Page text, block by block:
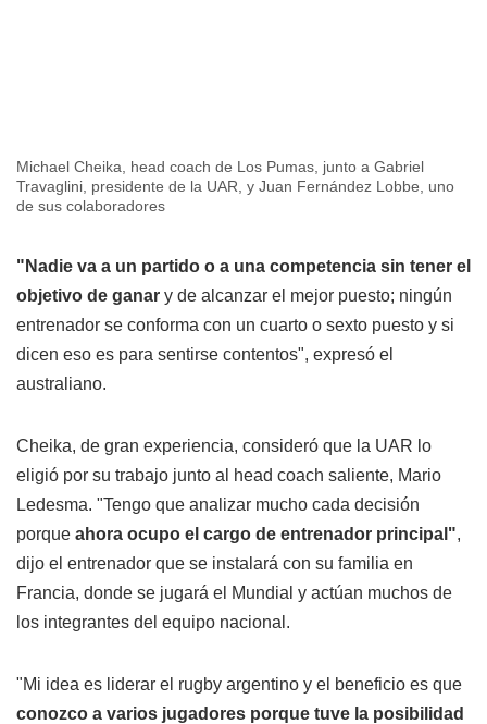
Michael Cheika, head coach de Los Pumas, junto a Gabriel
Travaglini, presidente de la UAR, y Juan Fernández Lobbe, uno
de sus colaboradores
"Nadie va a un partido o a una competencia sin tener el
objetivo de ganar y de alcanzar el mejor puesto; ningún
entrenador se conforma con un cuarto o sexto puesto y si
dicen eso es para sentirse contentos", expresó el
australiano.
Cheika, de gran experiencia, consideró que la UAR lo
eligió por su trabajo junto al head coach saliente, Mario
Ledesma. "Tengo que analizar mucho cada decisión
porque ahora ocupo el cargo de entrenador principal",
dijo el entrenador que se instalará con su familia en
Francia, donde se jugará el Mundial y actúan muchos de
los integrantes del equipo nacional.
"Mi idea es liderar el rugby argentino y el beneficio es que
conozco a varios jugadores porque tuve la posibilidad